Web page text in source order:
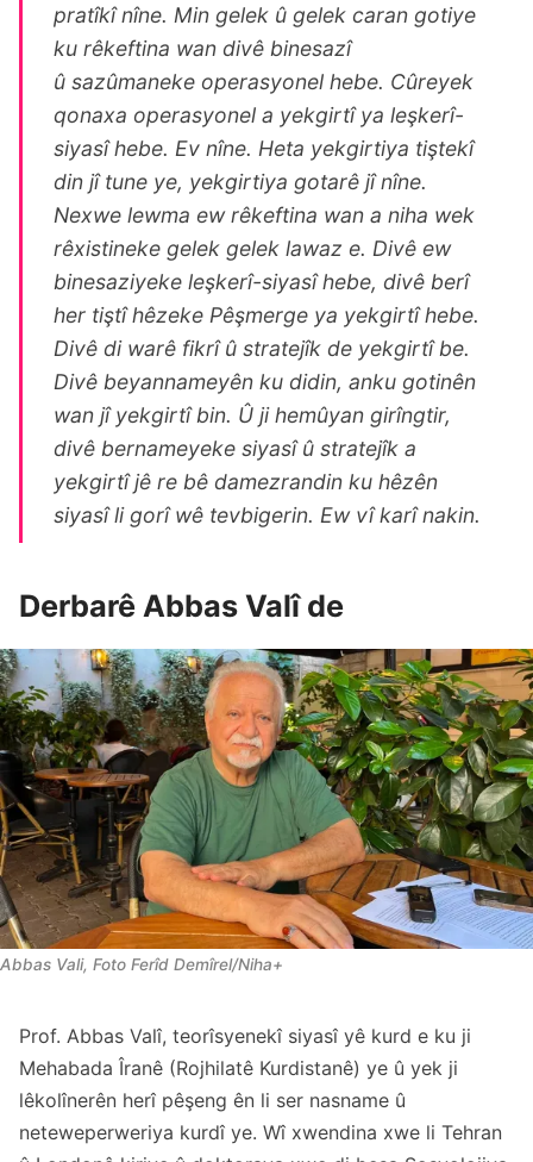
pratîkî nîne. Min gelek û gelek caran gotiye
ku rêkeftina wan divê binesazî
ûsazûmaneke operasyonel hebe. Cûreyek
qonaxa operasyonel a yekgirtî ya leşkerî-
siyasî hebe. Ev nîne. Heta yekgirtiya tiştekî
din jî tune ye, yekgirtiya gotarê jî nîne.
Nexwe lewma ew rêkeftina wan a niha wek
rêxistineke gelek gelek lawaz e. Divê ew
binesaziyeke leşkerî-siyasî hebe, divê berî
her tiştî hêzeke Pêşmerge ya yekgirtî hebe.
Divê di warê fikrî û stratejîk de yekgirtî be.
Divê beyannameyên ku didin, anku gotinên
wan jî yekgirtî bin. Û ji hemûyan girîngtir,
divê bernameyeke siyasî û stratejîk a
yekgirtî jê re bê damezrandin ku hêzên
siyasî li gorî wê tevbigerin. Ew vî karî nakin.
Derbarê Abbas Valî de
Abbas Vali, Foto Ferîd Demîrel/Niha+
Prof. Abbas Valî, teorîsyenekî siyasî yê kurd e ku ji
Mehabada Îranê (Rojhilatê Kurdistanê) ye û yek ji
lêkolînerên herî pêşeng ên li ser nasname û
neteweperweriya kurdî ye. Wî xwendina xwe li Tehran